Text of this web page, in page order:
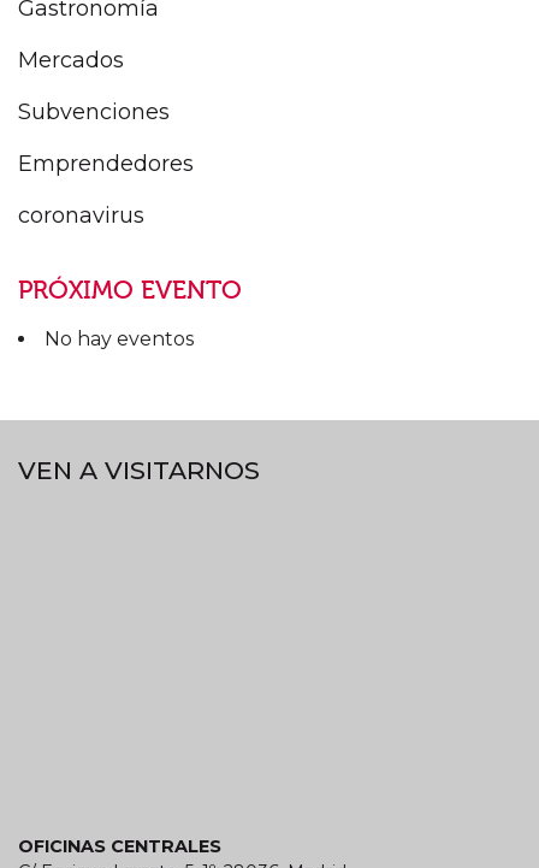
Gastronomía
Mercados
Subvenciones
Emprendedores
coronavirus
PRÓXIMO EVENTO
No hay eventos
VEN A VISITARNOS
OFICINAS CENTRALES